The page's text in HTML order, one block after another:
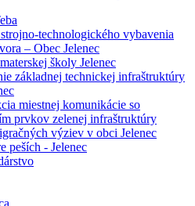
technologického vybavenia
– Obec Jelenec
školy Jelenec
základnej technickej infraštruktúry
miestnej komunikácie so
prvkov zelenej infraštruktúry
výziev v obci Jelenec
peších - Jelenec